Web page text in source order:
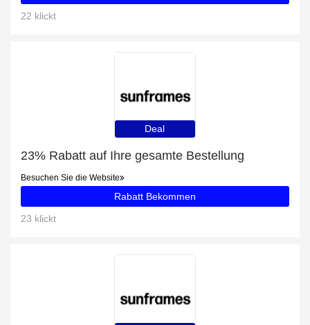
22 klickt
Deal
23% Rabatt auf Ihre gesamte Bestellung
Besuchen Sie die Website
Rabatt Bekommen
23 klickt